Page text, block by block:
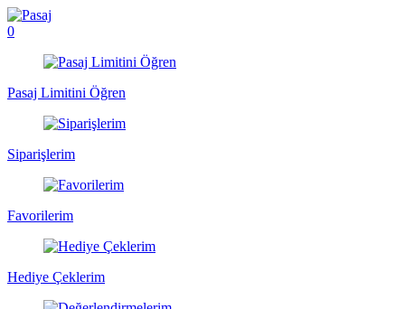
0
Pasaj Limitini Öğren
Siparişlerim
Favorilerim
Hediye Çeklerim